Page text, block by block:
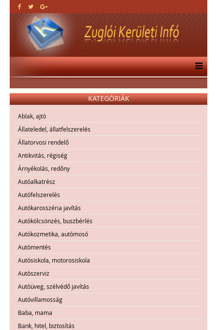
KATEGÓRIÁK
Ablak, ajtó
Állateledel, állatfelszerelés
Állatorvosi rendelő
Antikvitás, régiség
Árnyékolás, redőny
Autóalkatrész
Autófelszerelés
Autókarosszéria javítás
Autókölcsönzés, buszbérlés
Autókozmetika, autómosó
Autómentés
Autósiskola, motorosiskola
Autószerviz
Autóüveg, szélvédő javítás
Autóvillamosság
Baba, mama
Bank, hitel, biztosítás